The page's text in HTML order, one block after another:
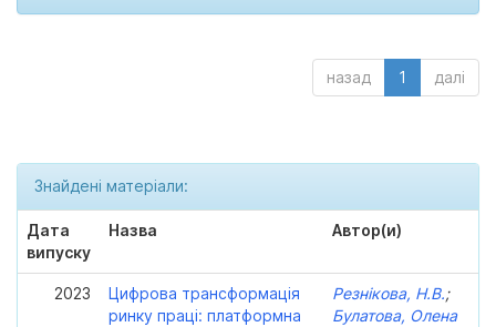
назад 1 далі
Знайдені матеріали:
Дата
випуску
Назва Автор(и)
2023
Цифрова трансформація
ринку праці: платформна
Резнікова, Н.В.;
Булатова, Олена